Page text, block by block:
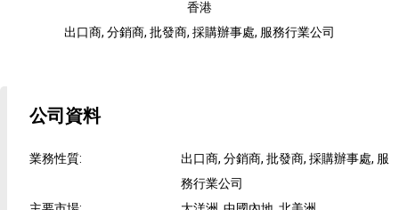
香港
出口商, 分銷商, 批發商, 採購辦事處, 服務行業公司
公司資料
業務性質:
出口商, 分銷商, 批發商, 採購辦事處, 服
務行業公司